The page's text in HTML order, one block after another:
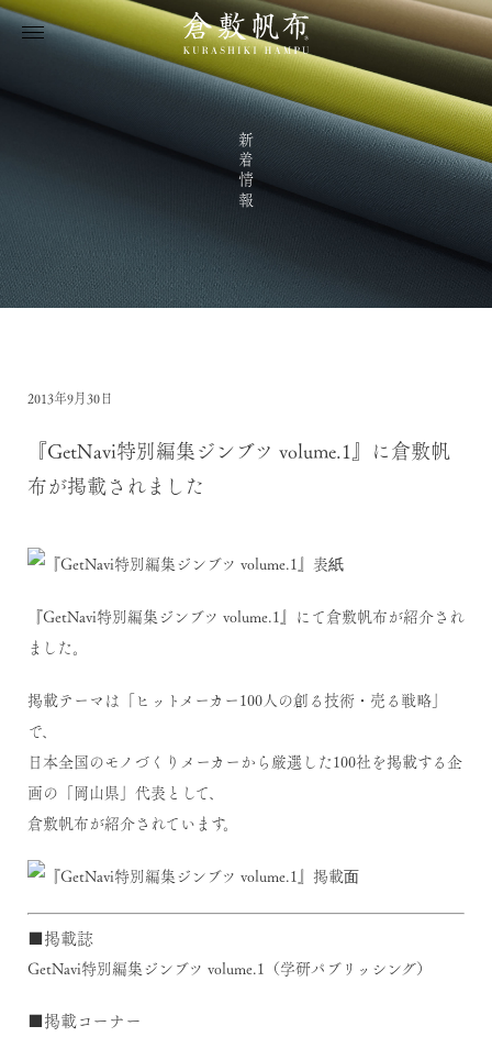
新着情報
2013年9月30日
『GetNavi特別編集ジンブツ volume.1』に倉敷帆
布が掲載されました
『GetNavi特別編集ジンブツ volume.1』にて倉敷帆布が紹介され
ました。
掲載テーマは「ヒットメーカー100人の創る技術・売る戦略」
で、
日本全国のモノづくりメーカーから厳選した100社を掲載する企
画の「岡山県」代表として、
倉敷帆布が紹介されています。
■掲載誌
GetNavi特別編集ジンブツ volume.1（学研パブリッシング）
■掲載コーナー